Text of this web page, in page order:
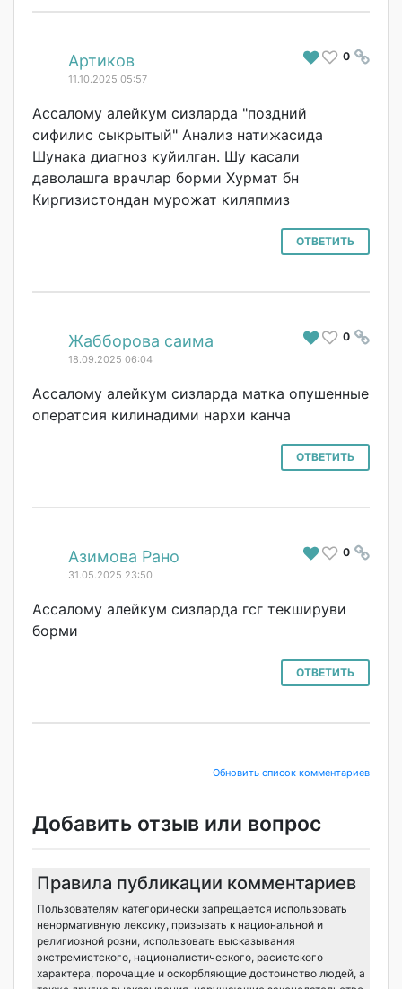
# 0
Артиков
11.10.2025 05:57
Ассалому алейкум сизларда "поздний
сифилис сыкрытый" Анализ натижасида
Шунака диагноз куйилган. Шу касали
даволашга врачлар борми Хурмат бн
Киргизистондан мурожат киляпмиз
ОТВЕТИТЬ
# 0
Жабборова саима
18.09.2025 06:04
Ассалому алейкум сизларда матка опушенные
оператсия килинадими нархи канча
ОТВЕТИТЬ
# 0
Азимова Рано
31.05.2025 23:50
Ассалому алейкум сизларда гсг текшируви
борми
ОТВЕТИТЬ
Обновить список комментариев
Добавить отзыв или вопрос
Правила публикации комментариев
Пользователям категорически запрещается использовать
ненормативную лексику, призывать к национальной и
религиозной розни, использовать высказывания
экстремистского, националистического, расистского
характера, порочащие и оскорбляющие достоинство людей, а